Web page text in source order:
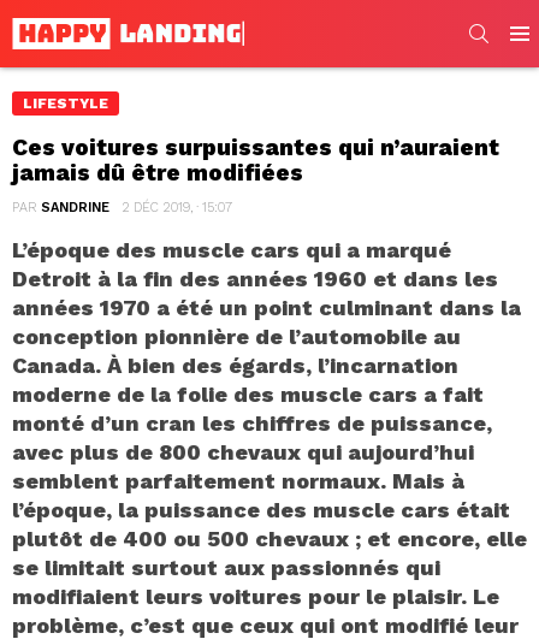
LIFESTYLE
Ces voitures surpuissantes qui n’auraient
jamais dû être modifiées
PAR SANDRINE 2 DÉC 2019, · 15:07
L’époque des muscle cars qui a marqué
Detroit à la fin des années 1960 et dans les
années 1970 a été un point culminant dans la
conception pionnière de l’automobile au
Canada. À bien des égards, l’incarnation
moderne de la folie des muscle cars a fait
monté d’un cran les chiffres de puissance,
avec plus de 800 chevaux qui aujourd’hui
semblent parfaitement normaux. Mais à
l’époque, la puissance des muscle cars était
plutôt de 400 ou 500 chevaux ; et encore, elle
se limitait surtout aux passionnés qui
modifiaient leurs voitures pour le plaisir. Le
problème, c’est que ceux qui ont modifié leur